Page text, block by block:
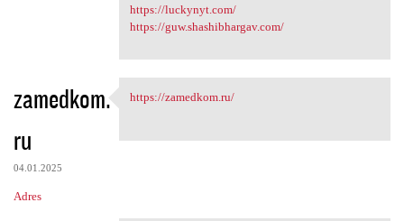
https://luckynyt.com/
https://guw.shashibhargav.com/
zamedkom.
ru
04.01.2025
Adres
https://zamedkom.ru/
https://zamedkom.ru/